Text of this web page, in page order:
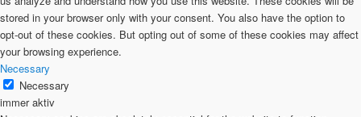
stored in your browser only with your consent. You also have the option to
opt-out of these cookies. But opting out of some of these cookies may affect
your browsing experience.
Necessary
Necessary
immer aktiv